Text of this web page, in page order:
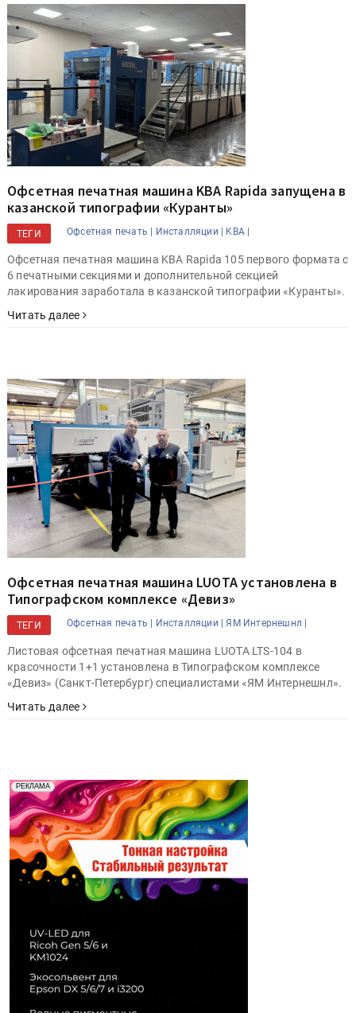
Офсетная печатная машина KBA Rapida запущена в
казанской типографии «Куранты»
ТЕГИ Офсетная печать | Инсталляции | KBA |
Офсетная печатная машина KBA Rapida 105 первого формата с
6 печатными секциями и дополнительной секцией
лакирования заработала в казанской типографии «Куранты».
Читать далее
Офсетная печатная машина LUOTA установлена в
Типографском комплексе «Девиз»
ТЕГИ Офсетная печать | Инсталляции | ЯМ Интернешнл |
Листовая офсетная печатная машина LUOTA LTS-104 в
красочности 1+1 установлена в Типографском комплексе
«Девиз» (Санкт-Петербург) специалистами «ЯМ Интернешнл».
Читать далее
РЕКЛАМА
Реклама. Рекламодатель ООО "Передовые Системы
Печати" erid: 2SDnjd2d4Qz